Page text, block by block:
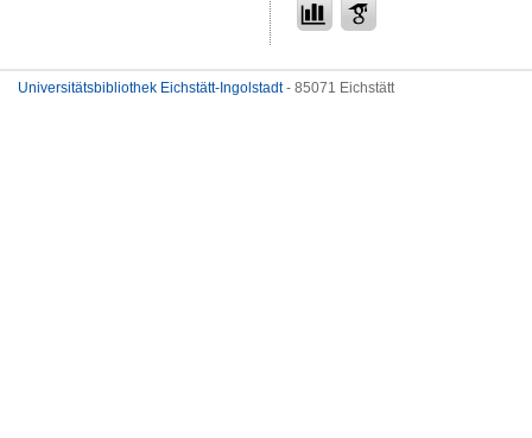
Universitätsbibliothek Eichstätt-Ingolstadt- 85071 Eichstätt